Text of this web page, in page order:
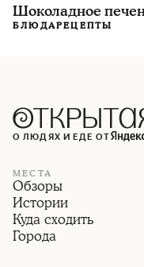
Шоколадное
БЛЮДАРЕЦЕПТЫ
О ЛЮДЯХ И ЕДЕ ОТ
МЕСТА
Обзоры
Истории
Куда сходить
Города